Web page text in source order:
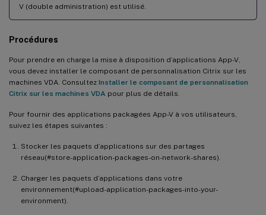
V (double administration) est utilisé.
Procédures
Pour prendre en charge la mise à disposition d’applications App-V,
vous devez installer le composant de personnalisation Citrix sur les
machines VDA. Consultez Installer le composant de personnalisation
Citrix sur les machines VDA pour plus de détails.
Pour fournir des applications packagées App-V à vos utilisateurs,
suivez les étapes suivantes :
Stocker les paquets d’applications sur des partages
réseau(#store-application-packages-on-network-shares).
Charger les paquets d’applications dans votre
environnement(#upload-application-packages-into-your-
environment).